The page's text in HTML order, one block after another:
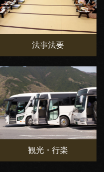
法事法要
観光・行楽